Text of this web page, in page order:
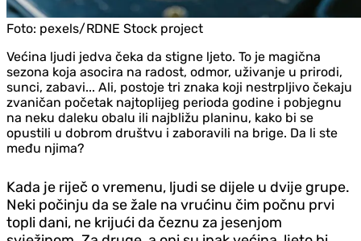
Foto: pexels/RDNE Stock project
Većina ljudi jedva čeka da stigne ljeto. To je magična
sezona koja asocira na radost, odmor, uživanje u prirodi,
sunci, zabavi... Ali, postoje tri znaka koji nestrpljivo čekaju
zvaničan početak najtoplijeg perioda godine i pobjegnu
na neku daleku obalu ili najbližu planinu, kako bi se
opustili u dobrom društvu i zaboravili na brige. Da li ste
među njima?
Kada je riječ o vremenu, ljudi se dijele u dvije grupe.
Neki počinju da se žale na vrućinu čim počnu prvi
topli dani, ne krijući da čeznu za jesenjom